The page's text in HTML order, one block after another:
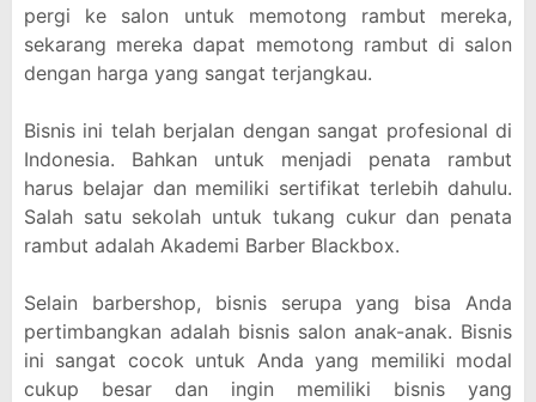
pergi ke salon untuk memotong rambut mereka,
sekarang mereka dapat memotong rambut di salon
dengan harga yang sangat terjangkau.
Bisnis ini telah berjalan dengan sangat profesional di
Indonesia. Bahkan untuk menjadi penata rambut
harus belajar dan memiliki sertifikat terlebih dahulu.
Salah satu sekolah untuk tukang cukur dan penata
rambut adalah Akademi Barber Blackbox.
Selain barbershop, bisnis serupa yang bisa Anda
pertimbangkan adalah bisnis salon anak-anak. Bisnis
ini sangat cocok untuk Anda yang memiliki modal
cukup besar dan ingin memiliki bisnis yang